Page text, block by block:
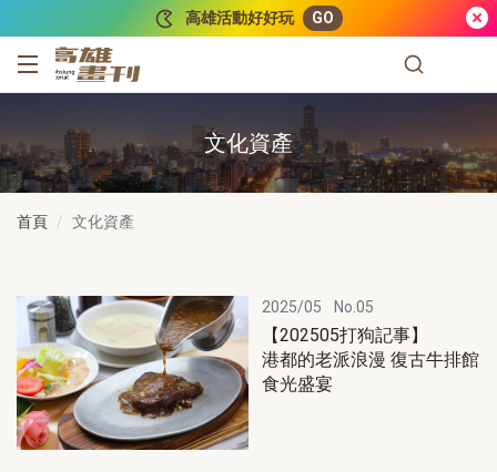
高雄活動好好玩 GO
高雄畫刊
文化資產
首頁 文化資產
2025/05 No.05
【202505打狗記事】
港都的老派浪漫 復古牛排館
食光盛宴